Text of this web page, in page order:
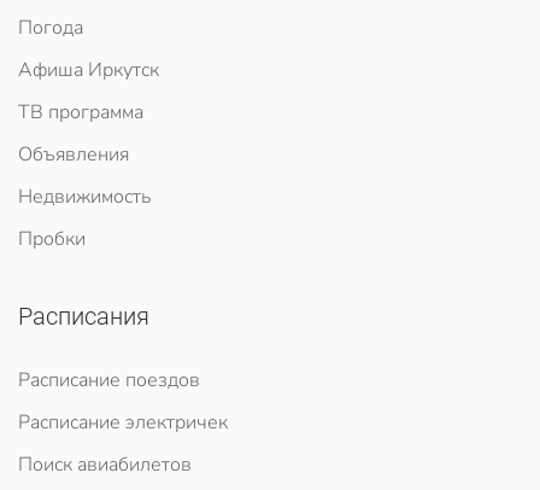
Погода
Афиша Иркутск
ТВ программа
Объявления
Недвижимость
Пробки
Расписания
Расписание поездов
Расписание электричек
Поиск авиабилетов